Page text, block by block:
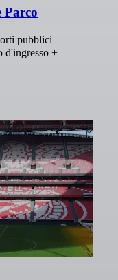
Parco
pubblici
d'ingresso +